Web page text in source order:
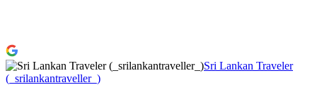
Sri Lankan Traveler
(_srilankantraveller_)